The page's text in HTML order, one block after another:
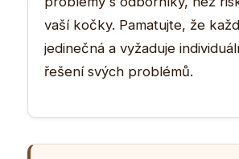
vaší kočky. Pamatujte, že
jedinečná a vyžaduje
řešení svých problémů.